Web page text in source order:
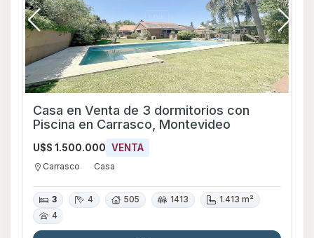
Casa en Venta de 3 dormitorios con
Piscina en Carrasco, Montevideo
U$S 1.500.000 VENTA
Carrasco Casa
3 4 505 1413
1.413 m²
4